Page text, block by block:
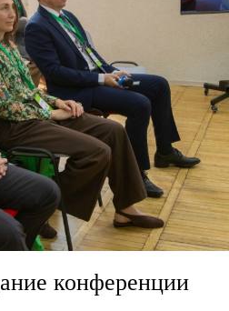
конференции